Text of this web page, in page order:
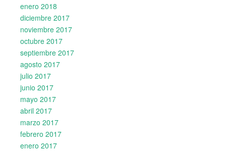
enero 2018
diciembre 2017
noviembre 2017
octubre 2017
septiembre 2017
agosto 2017
julio 2017
junio 2017
mayo 2017
abril 2017
marzo 2017
febrero 2017
enero 2017